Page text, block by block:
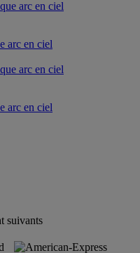
arc en ciel
arc en ciel
suivants